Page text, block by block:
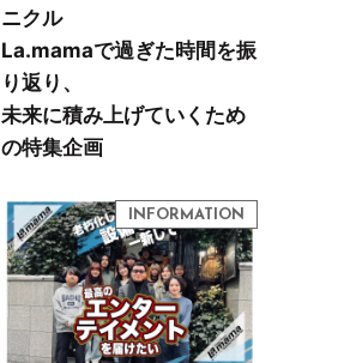
ニクル
La.mamaで過ぎた時間を振
り返り、
未来に積み上げていくため
の特集企画